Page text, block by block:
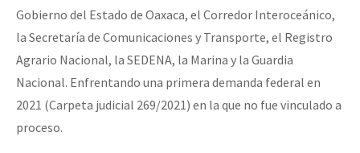
Gobierno del Estado de Oaxaca, el Corredor Interoceánico,
la Secretaría de Comunicaciones y Transporte, el Registro
Agrario Nacional, la SEDENA, la Marina y la Guardia
Nacional. Enfrentando una primera demanda federal en
2021 (Carpeta judicial 269/2021) en la que no fue vinculado a
proceso.